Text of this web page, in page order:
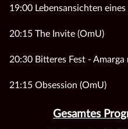
19:00 Lebensansichten
20:15 The Invite (OmU)
20:30 Bitteres Fest - Amarga
21:15 Obsession (OmU)
Gesamtes